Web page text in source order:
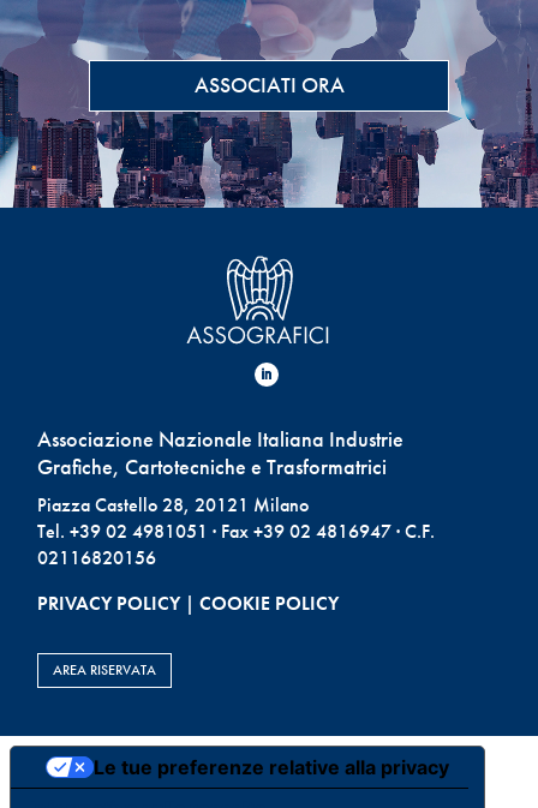
ASSOCIATI ORA
Associazione Nazionale Italiana Industrie
Grafiche, Cartotecniche e Trasformatrici
Piazza Castello 28, 20121 Milano
Tel. +39 02 4981051 · Fax +39 02 4816947 · C.F.
02116820156
PRIVACY POLICY|COOKIE POLICY
AREA RISERVATA
Le tue preferenze relative alla privacy